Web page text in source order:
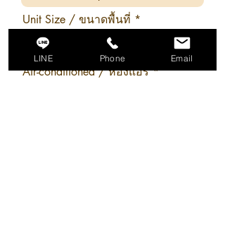
Unit Size / ขนาดพื้นที่
Air-conditioned / ห้องแอร์
LINE Phone Email